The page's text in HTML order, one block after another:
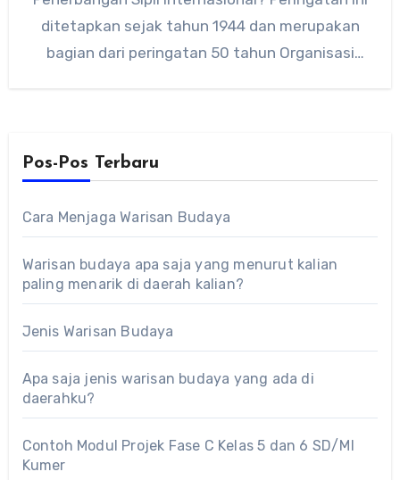
ditetapkan sejak tahun 1944 dan merupakan
bagian dari peringatan 50 tahun Organisasi
Pos-Pos Terbaru
Cara Menjaga Warisan Budaya
Warisan budaya apa saja yang menurut kalian
paling menarik di daerah kalian?
Jenis Warisan Budaya
Apa saja jenis warisan budaya yang ada di
daerahku?
Contoh Modul Projek Fase C Kelas 5 dan 6 SD/MI
Kumer